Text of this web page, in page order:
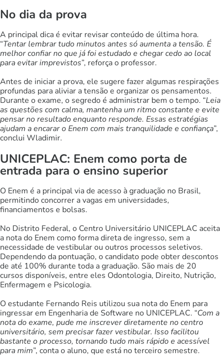
No dia da prova
A principal dica é evitar revisar conteúdo de última hora.
“Tentar lembrar tudo minutos antes só aumenta a tensão. É
melhor confiar no que já foi estudado e chegar cedo ao local
para evitar imprevistos”, reforça o professor.
Antes de iniciar a prova, ele sugere fazer algumas respirações
profundas para aliviar a tensão e organizar os pensamentos.
Durante o exame, o segredo é administrar bem o tempo. “Leia
as questões com calma, mantenha um ritmo constante e evite
pensar no resultado enquanto responde. Essas estratégias
ajudam a encarar o Enem com mais tranquilidade e confiança”,
conclui Wladimir.
UNICEPLAC: Enem como porta de
entrada para o ensino superior
O Enem é a principal via de acesso à graduação no Brasil,
permitindo concorrer a vagas em universidades,
financiamentos e bolsas.
No Distrito Federal, o Centro Universitário UNICEPLAC aceita
a nota do Enem como forma direta de ingresso, sem a
necessidade de vestibular ou outros processos seletivos.
Dependendo da pontuação, o candidato pode obter descontos
de até 100% durante toda a graduação. São mais de 20
cursos disponíveis, entre eles Odontologia, Direito, Nutrição,
Enfermagem e Psicologia.
O estudante Fernando Reis utilizou sua nota do Enem para
ingressar em Engenharia de Software no UNICEPLAC. “Com a
nota do exame, pude me inscrever diretamente no centro
universitário, sem precisar fazer vestibular. Isso facilitou
bastante o processo, tornando tudo mais rápido e acessível
para mim”, conta o aluno, que está no terceiro semestre.